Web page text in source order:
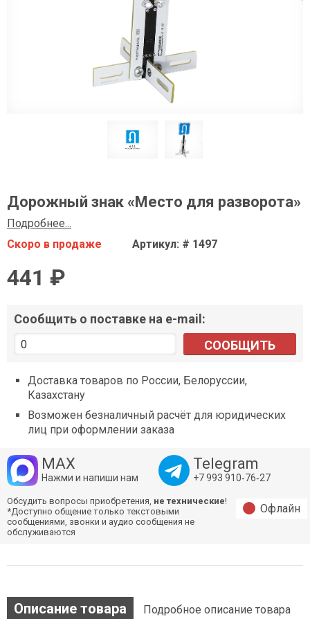
Дорожный знак «Место для разворота»
Подробнее...
Скоро в продаже
Артикул: # 1497
441 ₽
Сообщить о поставке на e-mail:
СООБЩИТЬ
Доставка товаров по России, Белоруссии,
Казахстану
Возможен безналичный расчёт для юридических
лиц при оформлении заказа
MAX
Нажми и напиши нам
Telegram
+7 993 910‑76‑27
Обсудить вопросы приобретения, не технические!
*Доступно общение только текстовыми
сообщениями, звонки и аудио сообщения не
обслуживаются
Офлайн
Описание товара Подробное описание товара